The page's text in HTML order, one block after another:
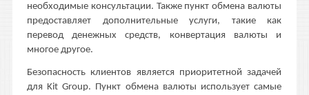
необходимые консультации. Также пункт обмена валюты
предоставляет дополнительные услуги, такие как
перевод денежных средств, конвертация валюты и
многое другое.
Безопасность клиентов является приоритетной задачей
для Kit Group. Пункт обмена валюты использует самые